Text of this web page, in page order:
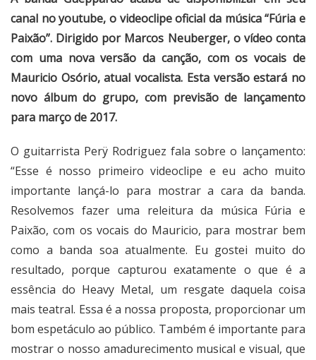
canal no youtube, o videoclipe oficial da música “Fúria e
Paixão”. Dirigido por Marcos Neuberger, o vídeo conta
com uma nova versão da canção, com os vocais de
Mauricio Osório, atual vocalista. Esta versão estará no
novo álbum do grupo, com previsão de lançamento
para março de 2017.
O guitarrista Perÿ Rodriguez fala sobre o lançamento:
“Esse é nosso primeiro videoclipe e eu acho muito
importante lançá-lo para mostrar a cara da banda.
Resolvemos fazer uma releitura da música Fúria e
Paixão, com os vocais do Mauricio, para mostrar bem
como a banda soa atualmente. Eu gostei muito do
resultado, porque capturou exatamente o que é a
essência do Heavy Metal, um resgate daquela coisa
mais teatral. Essa é a nossa proposta, proporcionar um
bom espetáculo ao público. Também é importante para
mostrar o nosso amadurecimento musical e visual, que